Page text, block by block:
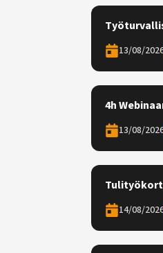
13/08/
4h
13/08/
14/08/